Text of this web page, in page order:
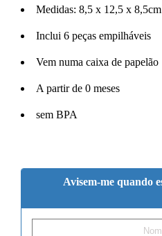
Medidas: 8,5 x 12,5 x 8,5cm
Inclui 6 peças empilháveis
Vem numa caixa de papelão
A partir de 0 meses
sem BPA
Avisem-me quando